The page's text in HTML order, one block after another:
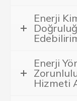
Enerji
Enerji
Hizmeti